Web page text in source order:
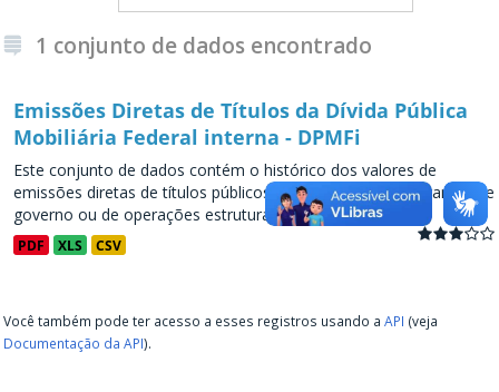
1 conjunto de dados encontrado
Emissões Diretas de Títulos da Dívida Pública
Mobiliária Federal interna - DPMFi
Este conjunto de dados contém o histórico dos valores de
emissões diretas de títulos públicos, decorrentes de programas de
governo ou de operações estruturadas, a partir de...
PDF XLS CSV
Você também pode ter acesso a esses registros usando a API (veja
Documentação da API).